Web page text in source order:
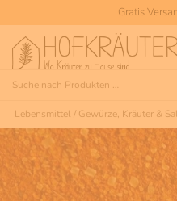
Gratis
Lebensmittel / Gewürze, Kräuter &